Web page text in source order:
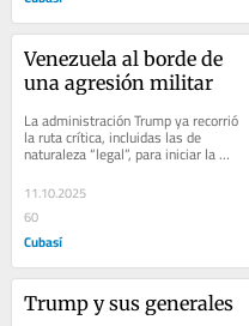
Venezuela al borde de
una agresión militar
La administración Trump ya recorrió
la ruta crítica, incluidas las de
naturaleza “legal”, para iniciar la
agresión al pueblo venezolano. Lo...
11.10.2025
60
Cubasí
Trump y sus generales